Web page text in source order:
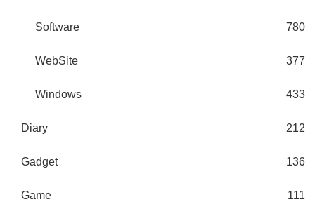
Software 780
WebSite 377
Windows 433
Diary 212
Gadget 136
Game 111